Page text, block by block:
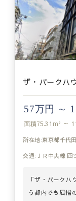
ザ・パークハ
57万円 ～
面積75.31m² ～
所在地:東京都千代
交通:ＪＲ中央線 四
「ザ・パークハ
う都内でも屈指